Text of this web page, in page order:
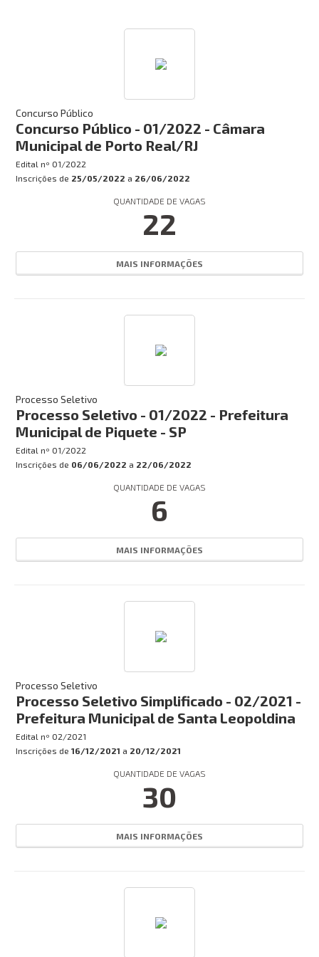
Concurso Público
Concurso Público - 01/2022 - Câmara
Municipal de Porto Real/RJ
Edital nº 01/2022
Inscrições de 25/05/2022 a 26/06/2022
QUANTIDADE DE VAGAS
22
MAIS INFORMAÇÕES
Processo Seletivo
Processo Seletivo - 01/2022 - Prefeitura
Municipal de Piquete - SP
Edital nº 01/2022
Inscrições de 06/06/2022 a 22/06/2022
QUANTIDADE DE VAGAS
6
MAIS INFORMAÇÕES
Processo Seletivo
Processo Seletivo Simplificado - 02/2021 -
Prefeitura Municipal de Santa Leopoldina
Edital nº 02/2021
Inscrições de 16/12/2021 a 20/12/2021
QUANTIDADE DE VAGAS
30
MAIS INFORMAÇÕES